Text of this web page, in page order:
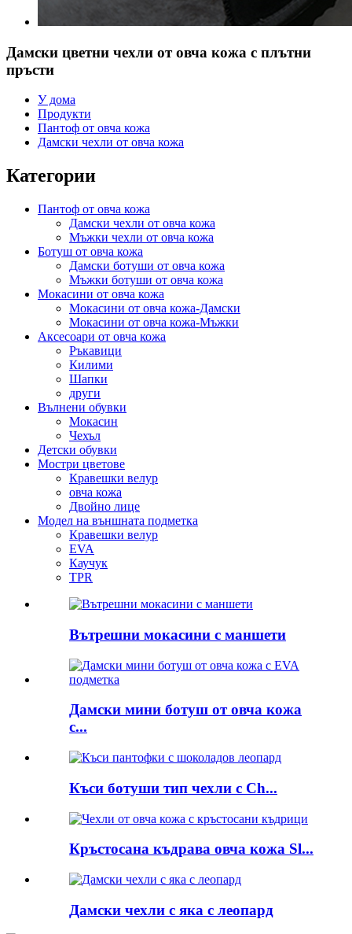
Дамски цветни чехли от овча кожа с плътни
пръсти
У дома
Продукти
Пантоф от овча кожа
Дамски чехли от овча кожа
Категории
Пантоф от овча кожа
Дамски чехли от овча кожа
Мъжки чехли от овча кожа
Ботуш от овча кожа
Дамски ботуши от овча кожа
Мъжки ботуши от овча кожа
Мокасини от овча кожа
Мокасини от овча кожа-Дамски
Мокасини от овча кожа-Мъжки
Аксесоари от овча кожа
Ръкавици
Килими
Шапки
други
Вълнени обувки
Мокасин
Чехъл
Детски обувки
Мостри цветове
Кравешки велур
овча кожа
Двойно лице
Модел на външната подметка
Кравешки велур
EVA
Каучук
TPR
Вътрешни мокасини с маншети
Дамски мини ботуш от овча кожа
с...
Къси ботуши тип чехли с Ch...
Кръстосана къдрава овча кожа Sl...
Дамски чехли с яка с леопард